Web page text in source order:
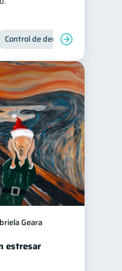
Control de deudas
Geara
estresar